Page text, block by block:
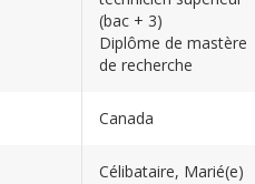
(bac + 3)
Diplôme de mastère
de recherche
Canada
Célibataire, Marié(e)